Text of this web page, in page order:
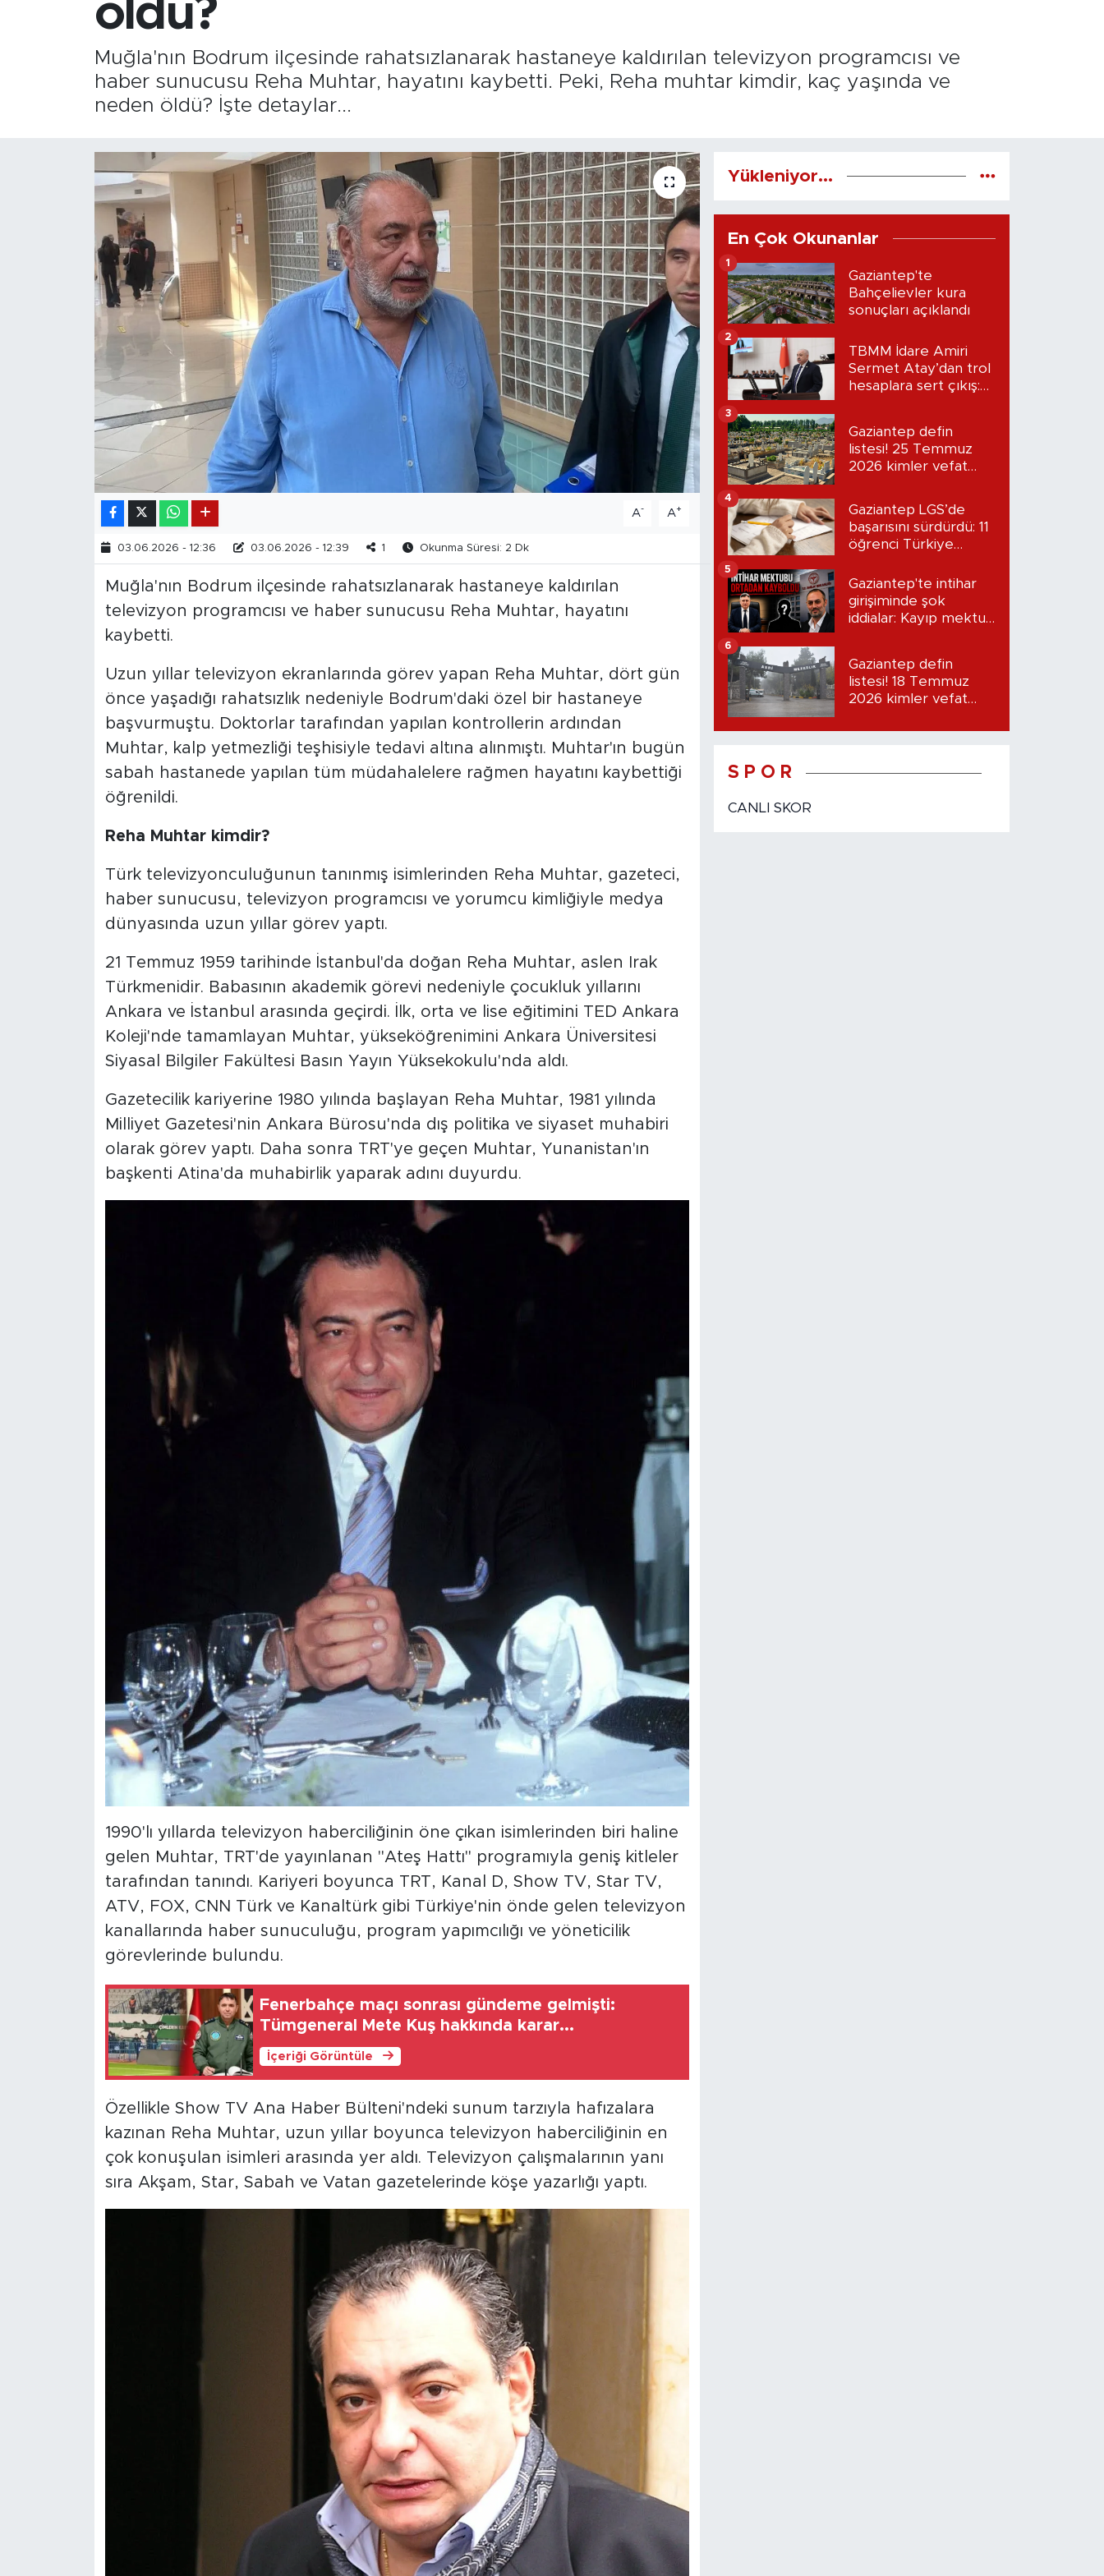
öldü?
Muğla'nın Bodrum ilçesinde rahatsızlanarak hastaneye kaldırılan televizyon programcısı ve
haber sunucusu Reha Muhtar, hayatını kaybetti. Peki, Reha muhtar kimdir, kaç yaşında ve
neden öldü? İşte detaylar...
A- A+
03.06.2026 - 12:36 03.06.2026 - 12:39 1 Okunma Süresi: 2 Dk
Muğla'nın Bodrum ilçesinde rahatsızlanarak hastaneye kaldırılan
televizyon programcısı ve haber sunucusu Reha Muhtar, hayatını
kaybetti.
Uzun yıllar televizyon ekranlarında görev yapan Reha Muhtar, dört gün
önce yaşadığı rahatsızlık nedeniyle Bodrum'daki özel bir hastaneye
başvurmuştu. Doktorlar tarafından yapılan kontrollerin ardından
Muhtar, kalp yetmezliği teşhisiyle tedavi altına alınmıştı. Muhtar'ın bugün
sabah hastanede yapılan tüm müdahalelere rağmen hayatını kaybettiği
öğrenildi.
Reha Muhtar kimdir?
Türk televizyonculuğunun tanınmış isimlerinden Reha Muhtar, gazeteci,
haber sunucusu, televizyon programcısı ve yorumcu kimliğiyle medya
dünyasında uzun yıllar görev yaptı.
21 Temmuz 1959 tarihinde İstanbul'da doğan Reha Muhtar, aslen Irak
Türkmenidir. Babasının akademik görevi nedeniyle çocukluk yıllarını
Ankara ve İstanbul arasında geçirdi. İlk, orta ve lise eğitimini TED Ankara
Koleji'nde tamamlayan Muhtar, yükseköğrenimini Ankara Üniversitesi
Siyasal Bilgiler Fakültesi Basın Yayın Yüksekokulu'nda aldı.
Gazetecilik kariyerine 1980 yılında başlayan Reha Muhtar, 1981 yılında
Milliyet Gazetesi'nin Ankara Bürosu'nda dış politika ve siyaset muhabiri
olarak görev yaptı. Daha sonra TRT'ye geçen Muhtar, Yunanistan'ın
başkenti Atina'da muhabirlik yaparak adını duyurdu.
1990'lı yıllarda televizyon haberciliğinin öne çıkan isimlerinden biri haline
gelen Muhtar, TRT'de yayınlanan "Ateş Hattı" programıyla geniş kitleler
tarafından tanındı. Kariyeri boyunca TRT, Kanal D, Show TV, Star TV,
ATV, FOX, CNN Türk ve Kanaltürk gibi Türkiye'nin önde gelen televizyon
kanallarında haber sunuculuğu, program yapımcılığı ve yöneticilik
görevlerinde bulundu.
Fenerbahçe maçı sonrası gündeme gelmişti:
Tümgeneral Mete Kuş hakkında karar...
İçeriği Görüntüle
Özellikle Show TV Ana Haber Bülteni'ndeki sunum tarzıyla hafızalara
kazınan Reha Muhtar, uzun yıllar boyunca televizyon haberciliğinin en
çok konuşulan isimleri arasında yer aldı. Televizyon çalışmalarının yanı
sıra Akşam, Star, Sabah ve Vatan gazetelerinde köşe yazarlığı yaptı.
Yükleniyor...
En Çok Okunanlar
Gaziantep'te
Bahçelievler kura
sonuçları açıklandı
1
TBMM İdare Amiri
Sermet Atay’dan trol
hesaplara sert çıkış:
2
Gaziantep defin
listesi! 25 Temmuz
2026 kimler vefat
3
Gaziantep LGS’de
başarısını sürdürdü: 11
öğrenci Türkiye
4
Gaziantep'te intihar
girişiminde şok
iddialar: Kayıp mektup
5
Gaziantep defin
listesi! 18 Temmuz
2026 kimler vefat
6
S P O R
CANLI SKOR